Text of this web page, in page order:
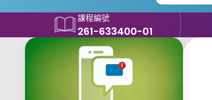
課程編號
261-633400-01